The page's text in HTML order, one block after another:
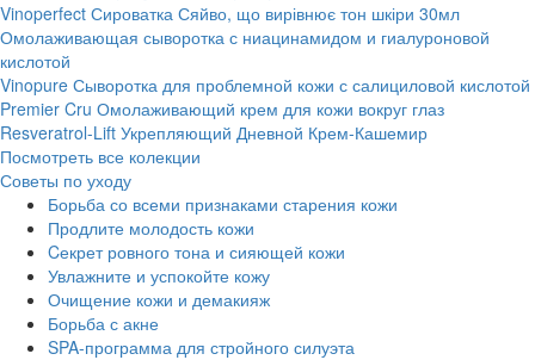
Vinoperfect Сироватка Сяйво, що вирівнює тон шкіри 30мл
Омолаживающая сыворотка с ниацинамидом и гиалуроновой
кислотой
Vinopure Сыворотка для проблемной кожи с салициловой кислотой
Premier Cru Омолаживающий крем для кожи вокруг глаз
Resveratrol-Lift Укрепляющий Дневной Крем-Кашемир
Посмотреть все колекции
Советы по уходу
Борьба со всеми признаками старения кожи
Продлите молодость кожи
Cекрет ровного тона и сияющей кожи
Увлажните и успокойте кожу
Очищение кожи и демакияж
Борьба с акне
SPA-программа для стройного силуэта